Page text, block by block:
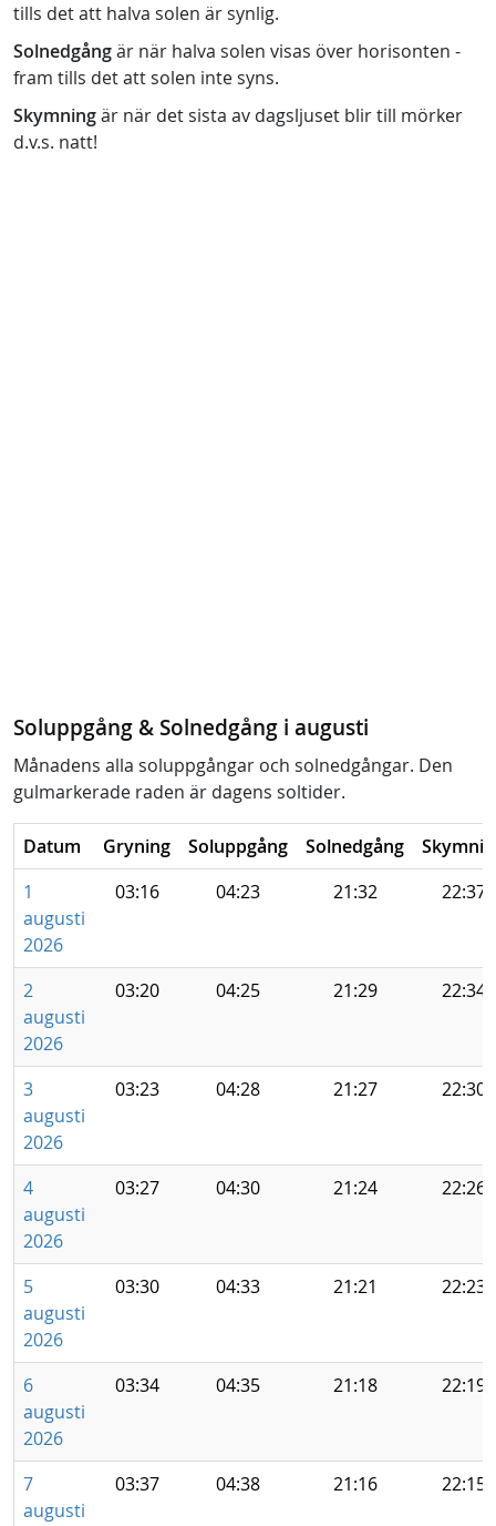
tills det att halva solen är synlig.
Solnedgångär när halva solen visas över horisonten -
fram tills det att solen inte syns.
Skymningär när det sista av dagsljuset blir till mörker
d.v.s. natt!
Soluppgång & Solnedgång i augusti
Månadens alla soluppgångar och solnedgångar. Den
gulmarkerade raden är dagens soltider.
Datum Gryning Soluppgång Solnedgång
1
augusti
2026
03:16 04:23 21:32 22:37
2
augusti
2026
03:20 04:25 21:29 22:34
3
augusti
2026
03:23 04:28 21:27 22:30
4
augusti
2026
03:27 04:30 21:24 22:26
5
augusti
2026
03:30 04:33 21:21 22:23
6
augusti
2026
03:34 04:35 21:18 22:19
7
augusti
03:37 04:38 21:16 22:15